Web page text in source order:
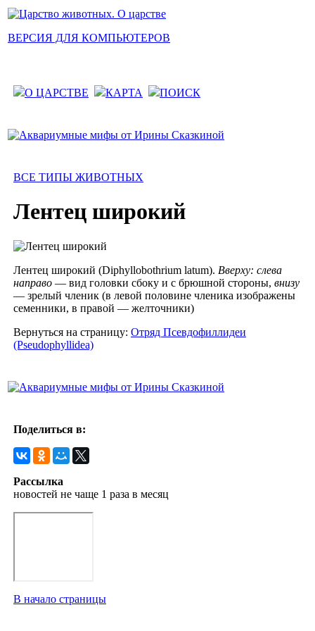
ВЕРСИЯ ДЛЯ КОМПЬЮТЕРОВ
О ЦАРСТВЕ КАРТА ПОИСК
ВСЕ ТИПЫ ЖИВОТНЫХ
Лентец широкий
Лентец широкий (Diphyllobothrium latum). Вверху: слева
направо — вид головки сбоку и с брюшной стороны, внизу
— зрелый членик (в левой половине членика изображены
семенники, в правой — желточники)
Вернуться на страницу: Отряд Псевдофиллидеи
(Pseudophyllidea)
Поделиться в:
Рассылка
новостей не чаще 1 раза в месяц
В начало страницы